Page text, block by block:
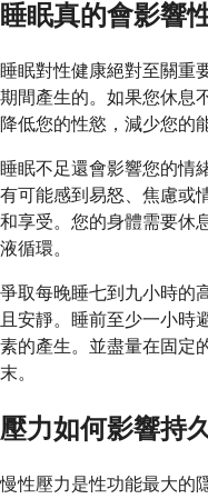
睡眠真的會影響
睡眠對性健康絕對至關重
期間產生的。如果您休息
降低您的性慾，減少您的
睡眠不足還會影響您的情
有可能感到易怒、焦慮或
和享受。您的身體需要休
液循環。
爭取每晚睡七到九小時的
且安靜。睡前至少一小時
素的產生。並盡量在固定
末。
壓力如何影響持
慢性壓力是性功能最大的